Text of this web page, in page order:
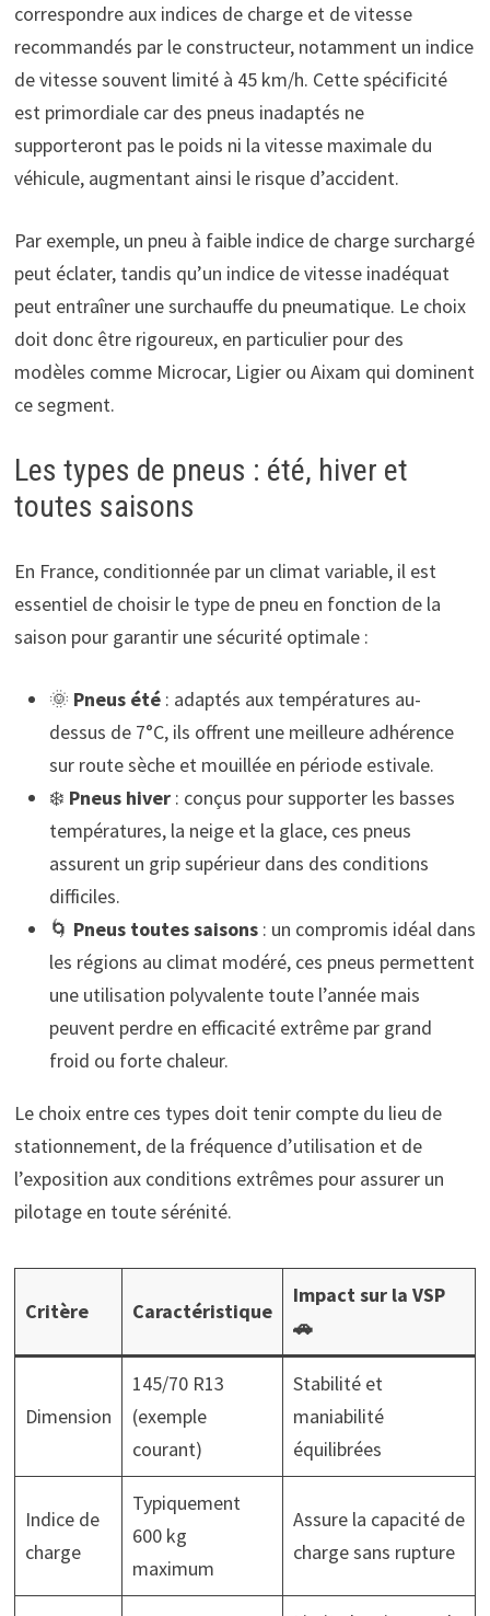
correspondre aux indices de charge et de vitesse
recommandés par le constructeur, notamment un indice
de vitesse souvent limité à 45 km/h. Cette spécificité
est primordiale car des pneus inadaptés ne
supporteront pas le poids ni la vitesse maximale du
véhicule, augmentant ainsi le risque d’accident.
Par exemple, un pneu à faible indice de charge surchargé
peut éclater, tandis qu’un indice de vitesse inadéquat
peut entraîner une surchauffe du pneumatique. Le choix
doit donc être rigoureux, en particulier pour des
modèles comme Microcar, Ligier ou Aixam qui dominent
ce segment.
Les types de pneus : été, hiver et
toutes saisons
En France, conditionnée par un climat variable, il est
essentiel de choisir le type de pneu en fonction de la
saison pour garantir une sécurité optimale :
🌞 Pneus été: adaptés aux températures au-
dessus de 7°C, ils offrent une meilleure adhérence
sur route sèche et mouillée en période estivale.
❄️ Pneus hiver: conçus pour supporter les basses
températures, la neige et la glace, ces pneus
assurent un grip supérieur dans des conditions
difficiles.
🌀 Pneus toutes saisons: un compromis idéal dans
les régions au climat modéré, ces pneus permettent
une utilisation polyvalente toute l’année mais
peuvent perdre en efficacité extrême par grand
froid ou forte chaleur.
Le choix entre ces types doit tenir compte du lieu de
stationnement, de la fréquence d’utilisation et de
l’exposition aux conditions extrêmes pour assurer un
pilotage en toute sérénité.
Critère Caractéristique
Impact sur la VSP
🚗
Dimension
145/70 R13
(exemple
courant)
Stabilité et
maniabilité
équilibrées
Indice de
charge
Typiquement
600 kg
maximum
Assure la capacité de
charge sans rupture